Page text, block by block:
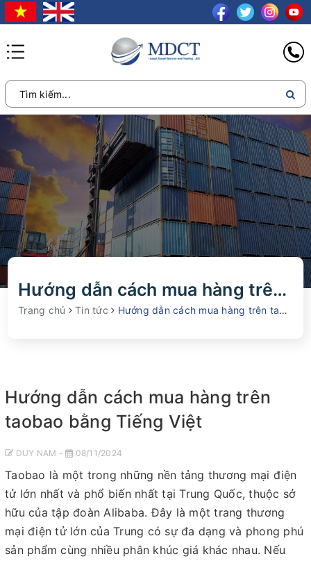
Hướng dẫn cách mua hàng trên taobao bằng tiếng việt
Trang chủ Tin tức Hướng dẫn cách mua hàng trên taobao bằng Tiếng Việt
Hướng dẫn cách mua hàng trên
taobao bằng Tiếng Việt
DUY NAM - 08/11/2024
Taobao là một trong những nền tảng thương mại điện
tử lớn nhất và phổ biến nhất tại Trung Quốc, thuộc sở
hữu của tập đoàn Alibaba. Đây là một trang thương
mại điện tử lớn của Trung có sự đa dạng và phong phú
sản phẩm cùng nhiều phân khúc giá khác nhau. Nếu